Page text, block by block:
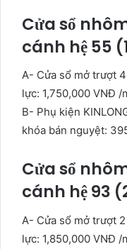
Cửa sổ
cánh hệ 55
A- Cửa sổ mở trượt
lực: 1,750,000 VNĐ /
B- Phụ kiện
khóa bán nguyệt:
Cửa sổ
cánh hệ 93
A- Cửa sổ mở trượt
lực: 1,850,000 VNĐ /